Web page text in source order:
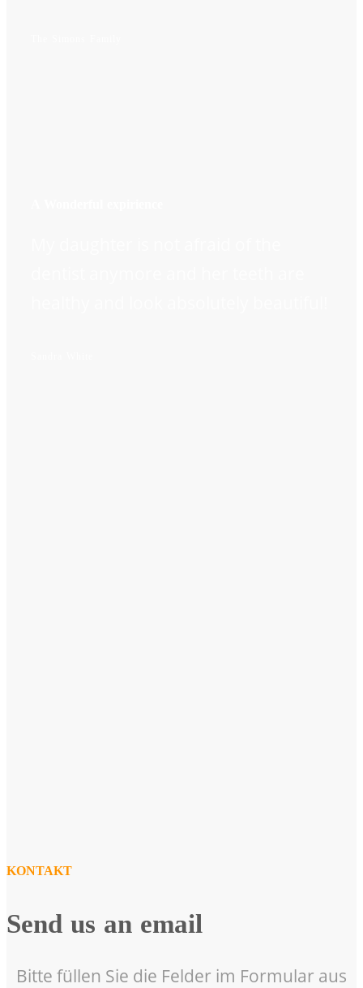
KONTAKT
Send us an email
Bitte füllen Sie die Felder im Formular aus